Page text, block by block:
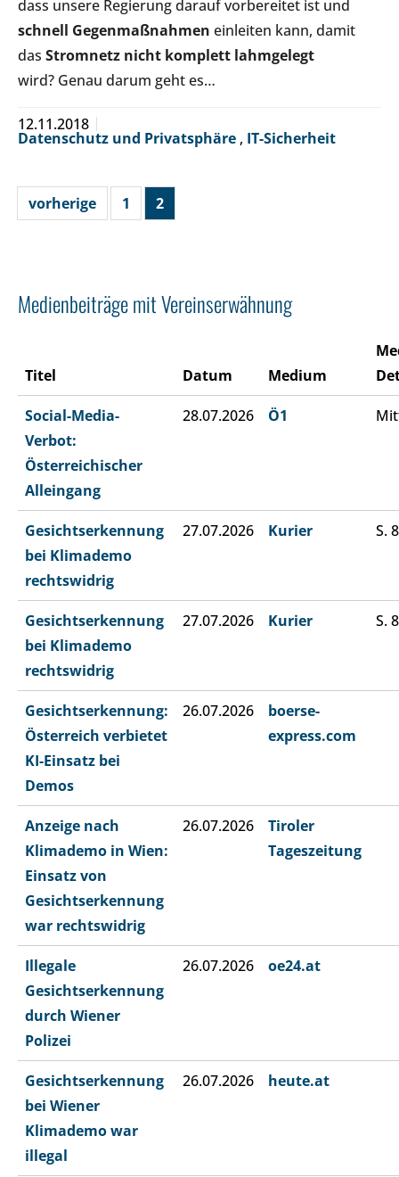
dass unsere Regierung darauf vorbereitet ist und
schnell Gegenmaßnahmen einleiten kann, damit
das Stromnetz nicht komplett lahmgelegt
wird? Genau darum geht es…
12.11.2018
Datenschutz und Privatsphäre , IT-Sicherheit
vorherige 1 2
Medienbeiträge mit Vereinserwähnung
Titel Datum Medium
Social-Media-
Verbot:
Österreichischer
Alleingang
28.07.2026 Ö1
Gesichtserkennung
bei Klimademo
rechtswidrig
27.07.2026 Kurier S. 8
Gesichtserkennung
bei Klimademo
rechtswidrig
27.07.2026 Kurier S. 8
Gesichtserkennung:
Österreich verbietet
KI-Einsatz bei
Demos
26.07.2026
boerse-
express.com
Anzeige nach
Klimademo in Wien:
Einsatz von
Gesichtserkennung
war rechtswidrig
26.07.2026
Tiroler
Tageszeitung
Illegale
Gesichtserkennung
durch Wiener
Polizei
26.07.2026 oe24.at
Gesichtserkennung
bei Wiener
Klimademo war
illegal
26.07.2026 heute.at